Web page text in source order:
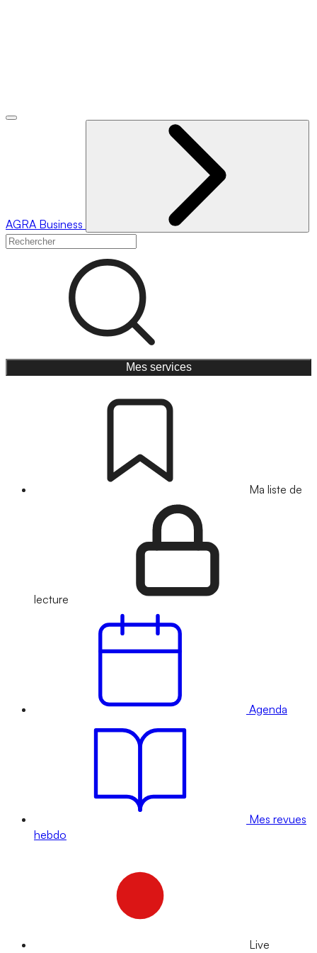
AGRA Business
Mes services
Ma liste de
lecture
Agenda
Mes revues
hebdo
Live